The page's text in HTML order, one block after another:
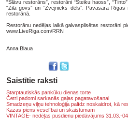
“Slāvu restorāns”, restorāni “Steiku haoss”,
“Zilā govs” un “Zvejnieks dēls”. Pavasara
restorānā.
Restorānu nedēļas laikā galvaspilsētas restorāni
www.LiveRiga.com/RRN
Anna Blaua
Saistītie raksti
Starptautiskās pankūku dienas torte
Četri padomi sarkanās gaļas pagatavošanai
Smadzeņu viļņu tehnoloģija palīdz noskaidrot, kā
Kazas piens veselībai un skaistumam
VINTAGE- nedēļas pusdienu piedāvājums 31.03.-